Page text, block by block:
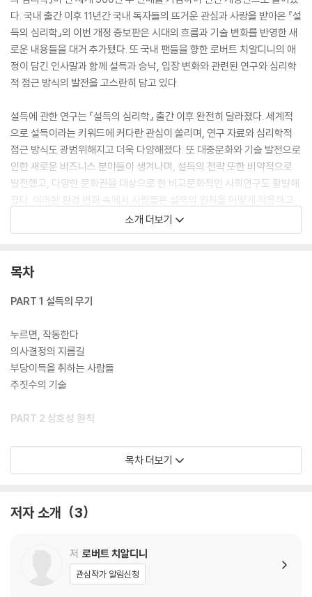
다. 국내 출간 이후 11년간 국내 독자들의 뜨거운 관심과 사랑을 받아온 『설
득의 심리학』의 이번 개정 증보판은 시대의 흐름과 기술 변화를 반영한 새
로운 내용들을 대거 추가됐다. 또 국내 팬들을 향한 로버트 치알디니의 애
정이 담긴 인사말과 함께 설득과 승낙, 입장 변화와 관련된 연구와 심리학
적 접근 방식의 발전을 고스란히 담고 있다.
설득에 관한 연구는 『설득의 심리학』 출간 이후 완전히 달라졌다. 세계적
으로 설득이라는 키워드에 커다란 관심이 쏠리며, 연구 자료와 심리학적
접근 방식도 광범위해지고 더욱 다양해졌다. 또 대중문화와 기술 발전으로
인한 새로운 비즈니스 분야들이 생겨나며, 설득의 전략 또한 비약적으로
발전했고, 다양한 문화권을 대상으로 한 비교문화적인 사회연구도 활발해
졌다. 이러한 환경 변화 속에서 사람들은 설득의 원칙을 어떻게 적용하고
있을까? 부당하고 불공평한 상황에서 사람들은 어떻게 대응하고 있을까?
설득의 무기를 더 효과적으로 활용하는 방법은 없을까? 이러한 질문에 대
방의 마음을 사로잡는 힌트의 실마리를 잡게 될 것이다.
이 책은 7가지 설득의 원칙을 중심으로 구성되어 있다. 이들 원칙이 사회
표, 동의 등을 요청할 때 그 원칙들을 능숙하게 적용해 엄청난 힘을 활용하
는 방법 등을 살펴본다. 각 원칙이 사람들로부터 확실하게 무의식적인 복
종을 이끌어내는 능력, 즉 뭔가 깊이 사고해보기 전에 먼저 긍정적으로 응
답하게 만드는 능력과 어떤 관계를 맺고 있는지도 들여다보라.
소개 더보기
목차
PART 1 설득의 무기
누르면, 작동한다
의사결정의 지름길
부당이득을 취하는 사람들
주짓수의 기술
PART 2 상호성 원칙
상호성의 작동 방식
상호성의 압도적인 위력 | 정치가의 착각 또는 은폐 | 공짜 샘플은 없다 | 고
상호 양보
효과와 부작용 | 헌혈 장기 약정 | 기분 좋은 부작용
상호성 원칙에 대응하는 자기방어 전략
호의와 설득 전략을 구분하라 | 상대의 실체를 파악하라
목차 더보기
저자 소개 3
저 로버트 치알디니
관심작가 알림신청